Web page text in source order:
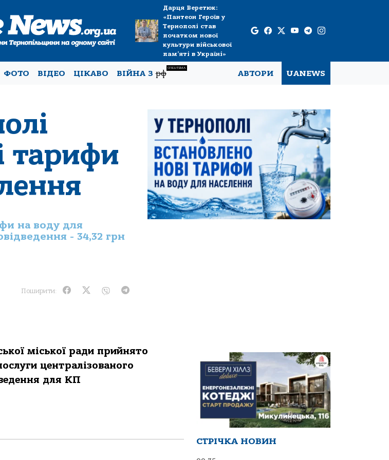
Дарця Веретюк:
«Пантеон Героїв у
Тернополі став
початком нової
культури військової
пам’яті в Україні»
ФОТО ВІДЕО ЦІКАВО ВІЙНА Зрф
СПЕЦТЕМА
АВТОРИ UANEWS
тарифи
на воду для
- 34,32 грн
Поширити:
міської ради прийнято
централізованого
для КП
СТРІЧКА НОВИН